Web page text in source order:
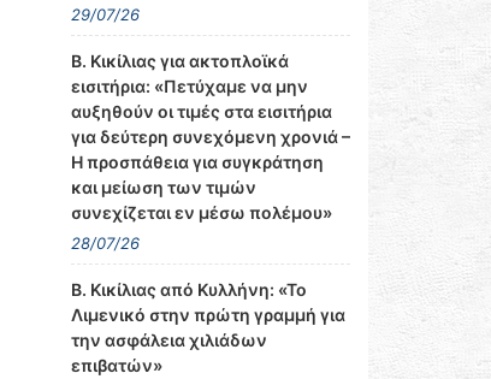
29/07/26
Β. Κικίλιας για ακτοπλοϊκά
εισιτήρια: «Πετύχαμε να μην
αυξηθούν οι τιμές στα εισιτήρια
για δεύτερη συνεχόμενη χρονιά –
Η προσπάθεια για συγκράτηση
και μείωση των τιμών
συνεχίζεται εν μέσω πολέμου»
28/07/26
Β. Κικίλιας από Κυλλήνη: «Το
Λιμενικό στην πρώτη γραμμή για
την ασφάλεια χιλιάδων
επιβατών»